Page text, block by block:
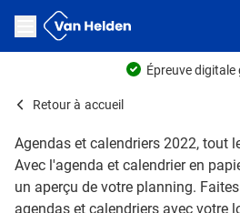
Aller au contenu
Ouvrir le menu
Épreuve
Retour à accueil
Agendas et calendriers 2022, tout
Avec l'agenda et calendrier en
un aperçu de votre planning.
agendas et calendriers avec votre